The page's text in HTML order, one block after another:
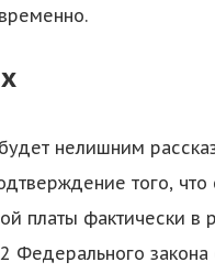
нелишним
того,
платы фактически
Федерального